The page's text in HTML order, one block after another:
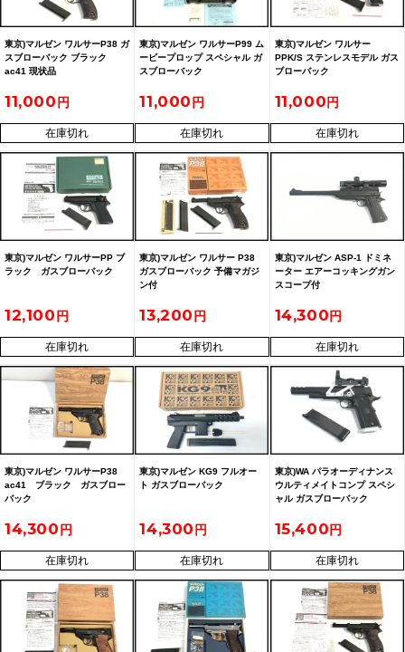
東京)マルゼン ワルサーP38 ガ
スブローバック ブラック
ac41 現状品
11,000
在庫切れ
東京)マルゼン ワルサーP99 ム
ービープロップ スペシャル ガ
スブローバック
11,000
在庫切れ
東京)マルゼン ワルサー
PPK/S ステンレスモデル ガス
ブローバック
11,000
在庫切れ
東京)マルゼン ワルサーPP ブ
ラック ガスブローバック
12,100
在庫切れ
東京)マルゼン ワルサー P38
ガスブローバック 予備マガジ
ン付
13,200
在庫切れ
東京)マルゼン ASP-1 ドミネ
ーター エアーコッキングガン
スコープ付
14,300
在庫切れ
東京)マルゼン ワルサーP38
ac41 ブラック ガスブロー
バック
14,300
在庫切れ
東京)マルゼン KG9 フルオー
ト ガスブローバック
14,300
在庫切れ
東京)WA パラオーディナンス
ウルティメイトコンプ スペシ
ャル ガスブローバック
15,400
在庫切れ